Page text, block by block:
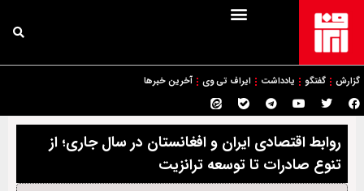
گزارش گفتگو یادداشت ایراف تی وی آخرین خبرها
روابط اقتصادی ایران و افغانستان در سال جاری؛ از
تنوع صادرات تا توسعه ترانزیت